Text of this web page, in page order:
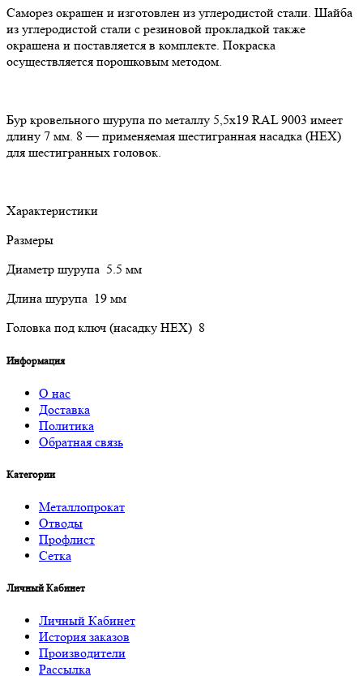
Саморез окрашен и изготовлен из углеродистой стали. Шайба
из углеродистой стали с резиновой прокладкой также
окрашена и поставляется в комплекте. Покраска
осуществляется порошковым методом.
Бур кровельного шурупа по металлу 5,5х19 RAL 9003 имеет
длину 7 мм. 8 — применяемая шестигранная насадка (HEX)
для шестигранных головок.
Характеристики
Размеры
Диаметр шурупа 5.5 мм
Длина шурупа 19 мм
Головка под ключ (насадку HEX) 8
Информация
О нас
Доставка
Политика
Обратная связь
Категории
Металлопрокат
Отводы
Профлист
Сетка
Личный Кабинет
Личный Кабинет
История заказов
Производители
Рассылка